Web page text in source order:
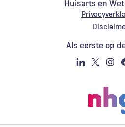
Huisarts en
Voet
Als eerste op